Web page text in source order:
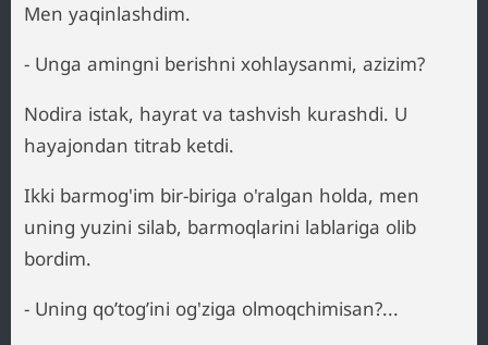
Men yaqinlashdim.
- Unga amingni berishni xohlaysanmi, azizim?
Nodira istak, hayrat va tashvish kurashdi. U
hayajondan titrab ketdi.
Ikki barmog'im bir-biriga o'ralgan holda, men
uning yuzini silab, barmoqlarini lablariga olib
bordim.
- Uning qo’tog’ini og'ziga olmoqchimisan?...